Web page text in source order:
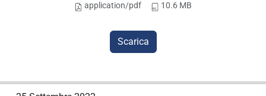
application/pdf 10.6 MB
Scarica